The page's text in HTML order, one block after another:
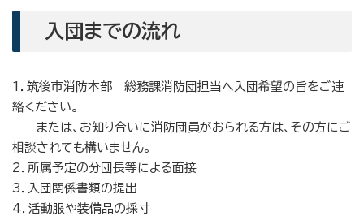
入団までの流れ
1．筑後市消防本部 総務課消防団担当へ入団希望の旨をご連
絡ください。
または、お知り合いに消防団員がおられる方は、その方にご
相談されても構いません。
2．所属予定の分団長等による面接
3．入団関係書類の提出
4．活動服や装備品の採寸